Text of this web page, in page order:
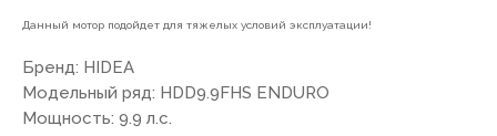
Данный мотор подойдет для тяжелых условий эксплуатации!
Бренд: HIDEA
Модельный ряд: HDD9.9FHS ENDURO
Мощность: 9.9 л.с.
ПОКУПАТЕЛЯМ